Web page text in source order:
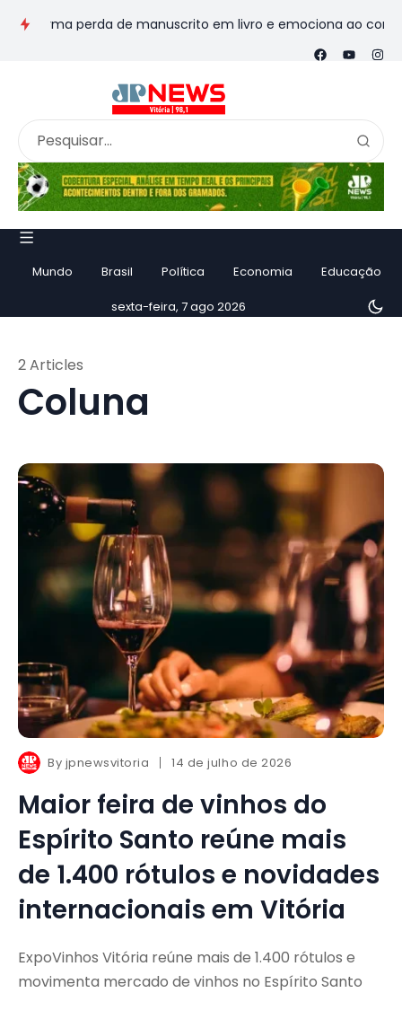
perda de manuscrito em livro e emociona ao contar
Mundo Brasil Política Economia Educação
sexta-feira, 7 ago 2026
Coluna
2 Articles
By jpnewsvitoria 14 de julho de 2026
Maior feira de vinhos do
Espírito Santo reúne mais
de 1.400 rótulos e novidades
internacionais em Vitória
ExpoVinhos Vitória reúne mais de 1.400 rótulos e
movimenta mercado de vinhos no Espírito Santo